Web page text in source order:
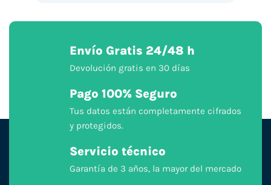
Envío Gratis 24/48 h
Devolución gratis en 30 días
Pago 100% Seguro
Tus datos están completamente cifrados
y protegidos.
Servicio técnico
Garantía de 3 años, la mayor del mercado